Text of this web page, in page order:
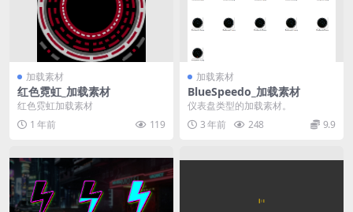
加载素材
红色霓虹_加载素材
红色霓虹加载素材
1 年前
119
加载素材
BlueSpeedo_加载素材
仪表盘类型的加载素材。
3 年前
248 9.9